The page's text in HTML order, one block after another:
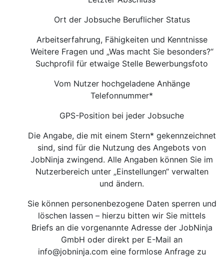
Ort der Jobsuche Beruflicher Status
Arbeitserfahrung, Fähigkeiten und Kenntnisse
Weitere Fragen und „Was macht Sie besonders?“
Suchprofil für etwaige Stelle Bewerbungsfoto
Vom Nutzer hochgeladene Anhänge
Telefonnummer*
GPS-Position bei jeder Jobsuche
Die Angabe, die mit einem Stern* gekennzeichnet
sind, sind für die Nutzung des Angebots von
JobNinja zwingend. Alle Angaben können Sie im
Nutzerbereich unter „Einstellungen“ verwalten
und ändern.
Sie können personenbezogene Daten sperren und
löschen lassen – hierzu bitten wir Sie mittels
Briefs an die vorgenannte Adresse der JobNinja
GmbH oder direkt per E-Mail an
info@jobninja.com eine formlose Anfrage zu